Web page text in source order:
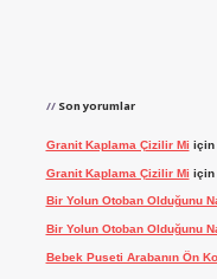
Son yorumlar
Granit Kaplama Çizilir Mi için
Granit Kaplama Çizilir Mi için
Bir Yolun Otoban Olduğunu
Bir Yolun Otoban Olduğunu
Bebek Puseti Arabanın Ön